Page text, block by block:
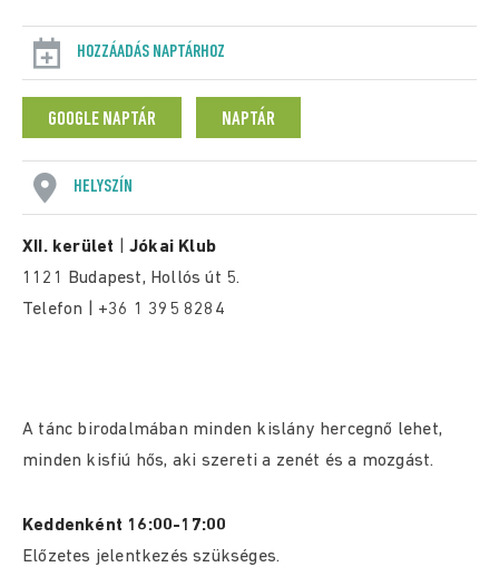
HOZZÁADÁS NAPTÁRHOZ
GOOGLE NAPTÁR NAPTÁR
HELYSZÍN
XII. kerület |Jókai Klub
1121 Budapest, Hollós út 5.
Telefon | +36 1 395 8284
A tánc birodalmában minden kislány hercegnő lehet,
minden kisfiú hős, aki szereti a zenét és a mozgást.
Keddenként 16:00-17:00
Előzetes jelentkezés szükséges.